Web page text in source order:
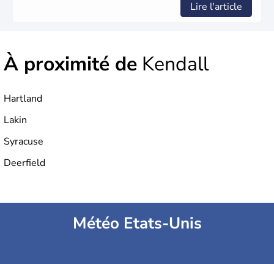
Lire l'article
À proximité de Kendall
Hartland
Lakin
Syracuse
Deerfield
Météo Etats-Unis